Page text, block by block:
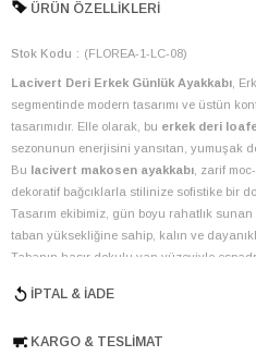
ÜRÜN ÖZELLIKLERI
Stok Kodu (FLOREA-1-LC-08)
Lacivert Deri Erkek Günlük Ayakkabı ,
segmentinde modern tasarımı ve üstün
tasarımıdır. Elle olarak, bu erkek deri
sezonunun enerjisini yansıtan, yumuşak
Bu lacivert makosen ayakkabı , zarif
dekoratif bağcıklarla stilinize sofistike bir
Tasarım ekibimiz, gün boyu rahatlık
taban yüksekliğine sahip, kalın ve
Tabanın hasır dokulu yan yüzeyiyle
Astarsız yapısı sayesinde ayaklarınız
kaliteden ödün vermeyen erkekler için
İPTAL & İADE
KARGO & TESLIMAT